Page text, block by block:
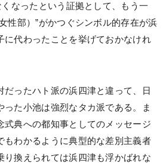
くなったという証拠として、もう一
性部）”がかつぐシンボル的存在が浜
に代わったことを挙げておかなけれ
だったハト派の浜四津と違って、日
った小池は強烈なタカ派である。ま
式典への都知事としてのメッセージ
もわかるように典型的な差別主義者
り換えられては浜四津も浮かばれな